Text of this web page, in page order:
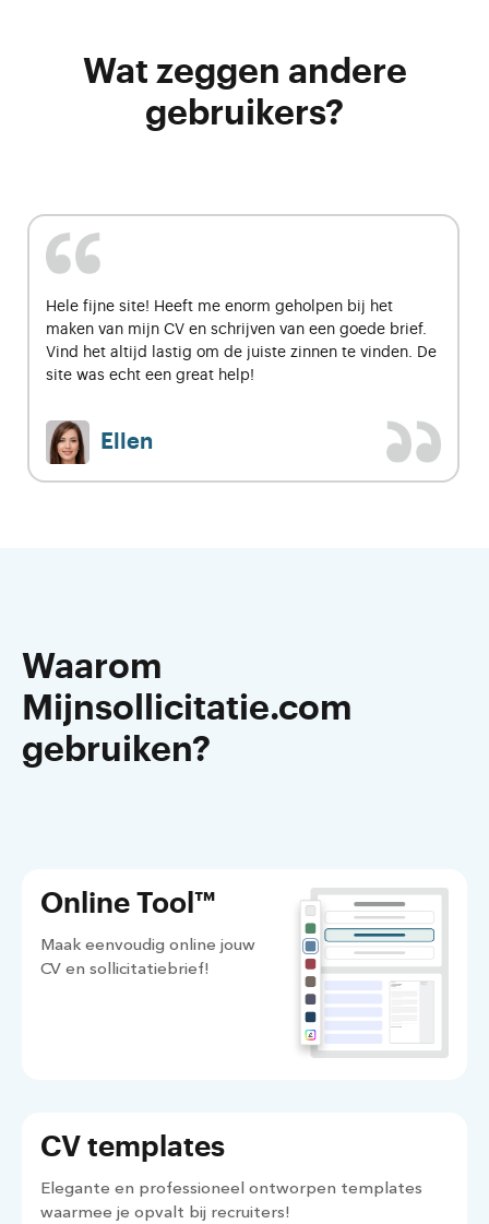
Wat zeggen andere
gebruikers?
Vaak brieven geschreven, maar was altijd een
worsteling en nam veel tijd in beslag. Deze tool is
echt grandioos! Snel klaar en betere brieven dan wat
ik zelf produceerde.
Bernard
Waarom
Mijnsollicitatie.com
gebruiken?
Online Tool™
Maak eenvoudig online jouw
CV en sollicitatiebrief!
CV templates
Elegante en professioneel ontworpen templates
waarmee je opvalt bij recruiters!